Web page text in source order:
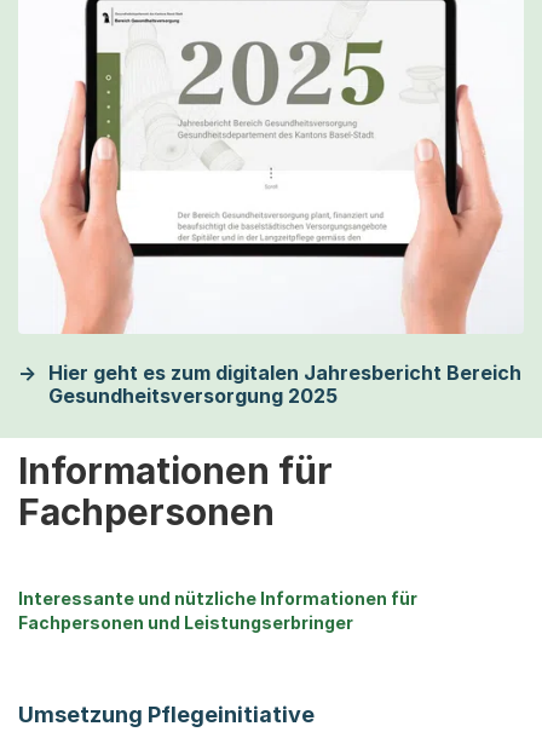
Hier geht es zum digitalen Jahresbericht Bereich
Gesundheitsversorgung 2025
Informationen für
Fachpersonen
Interessante und nützliche Informationen für
Fachpersonen und Leistungserbringer
Umsetzung Pflegeinitiative